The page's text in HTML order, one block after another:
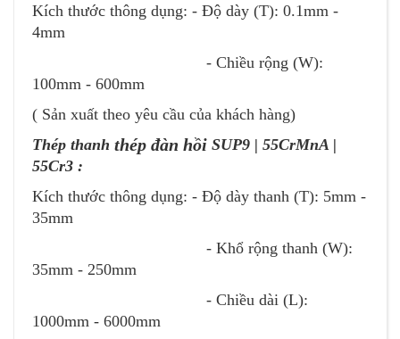
Kích thước thông dụng: - Độ dày (T): 0.1mm -
4mm
- Chiều rộng (W):
100mm - 600mm
( Sản xuất theo yêu cầu của khách hàng)
Thép thanh thép đàn hồi SUP9 | 55CrMnA |
55Cr3 :
Kích thước thông dụng: - Độ dày thanh (T): 5mm -
35mm
- Khổ rộng thanh (W):
35mm - 250mm
- Chiều dài (L):
1000mm - 6000mm